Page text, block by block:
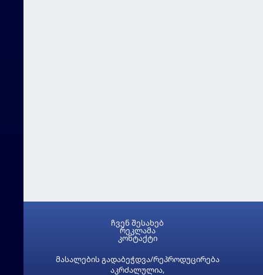
მასალების გადაბეჭდვა/რეპროდუცირება
აკრძალულია,
ჩვენ შესახებ
რეკლამა
კონტაქტი